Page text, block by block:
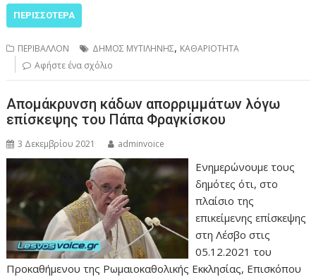
ΠΕΡΙΣΣΌΤΕΡΑ
ΠΕΡΙΒΑΛΛΟΝ ΔΗΜΟΣ ΜΥΤΙΛΗΝΗΣ, ΚΑΘΑΡΙΟΤΗΤΑ
Αφήστε ένα σχόλιο
Απομάκρυνση κάδων απορριμμάτων λόγω
επίσκεψης του Πάπα Φραγκίσκου
3 Δεκεμβρίου 2021 adminvoice
Ενημερώνουμε τους
δημότες ότι, στο
πλαίσιο της
επικείμενης επίσκεψης
στη Λέσβο στις
05.12.2021 του
Προκαθήμενου της Ρωμαιοκαθολικής Εκκλησίας, Επισκόπου